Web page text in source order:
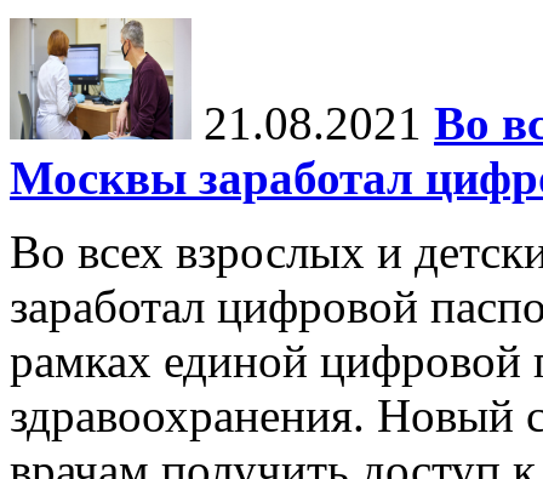
21.08.2021 Во
Москвы заработал
Во всех взрослых и
заработал цифровой
рамках единой цифровой
здравоохранения. Новый